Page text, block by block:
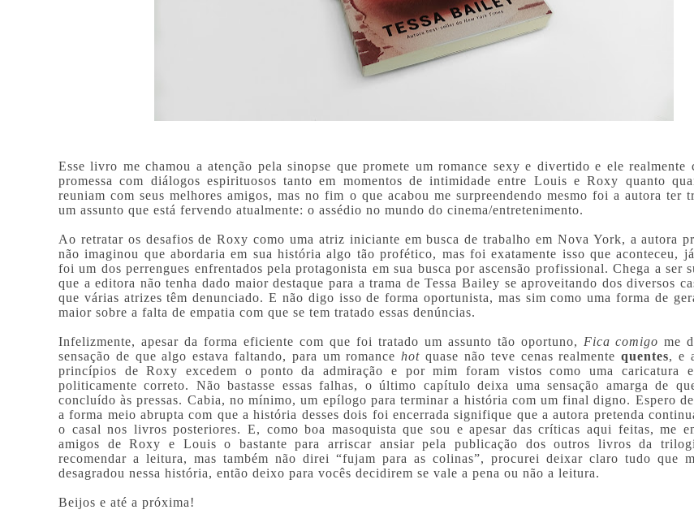
Esse livro me chamou a atenção pela sinopse que promete um romance sexy e divertido e ele realmente
promessa com diálogos espirituosos tanto em momentos de intimidade entre Louis e Roxy quanto
reuniam com seus melhores amigos, mas no fim o que acabou me surpreendendo mesmo foi a autora ter
um assunto que está fervendo atualmente: o assédio no mundo do cinema/entretenimento.
Ao retratar os desafios de Roxy como uma atriz iniciante em busca de trabalho em Nova York, a autora
não imaginou que abordaria em sua história algo tão profético, mas foi exatamente isso que aconteceu,
foi um dos perrengues enfrentados pela protagonista em sua busca por ascensão profissional. Chega a ser
que a editora não tenha dado maior destaque para a trama de Tessa Bailey se aproveitando dos diversos
que várias atrizes têm denunciado. E não digo isso de forma oportunista, mas sim como uma forma de
maior sobre a falta de empatia com que se tem tratado essas denúncias.
Infelizmente, apesar da forma eficiente com que foi tratado um assunto tão oportuno, Fica comigo me
sensação de que algo estava faltando, para um romancehot quase não teve cenas realmentequentes, e
princípios de Roxy excedem o ponto da admiração e por mim foram vistos como uma caricatura
politicamente correto. Não bastasse essas falhas, o último capítulo deixa uma sensação amarga de
concluído às pressas. Cabia, no mínimo, um epílogo para terminar a história com um final digno. Espero
a forma meio abrupta com que a história desses dois foi encerrada signifique que a autora pretenda
o casal nos livros posteriores. E, como boa masoquista que sou e apesar das críticas aqui feitas, me
amigos de Roxy e Louis o bastante para arriscar ansiar pela publicação dos outros livros da
recomendar a leitura, mas também não direi “fujam para as colinas”, procurei deixar claro tudo que
desagradou nessa história, então deixo para vocês decidirem se vale a pena ou não a leitura.
Beijos e até a próxima!